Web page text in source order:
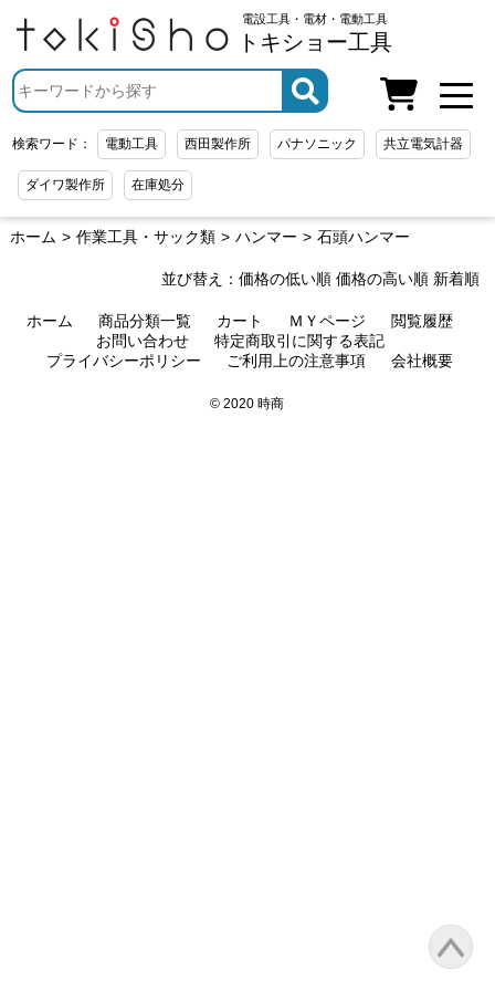
電設工具・電材・電動工具
トキショー工具
検索ワード： 電動工具 西田製作所 パナソニック 共立電気計器
ダイワ製作所 在庫処分
ホーム 作業工具・サック類 ハンマー 石頭ハンマー
並び替え：価格の低い順 価格の高い順 新着順
ホーム 商品分類一覧 カート ＭＹページ
閲覧履歴
お問い合わせ
特定商取引に関する表記
プライバシーポリシー
ご利用上の注意事項 会社概要
© 2020 時商